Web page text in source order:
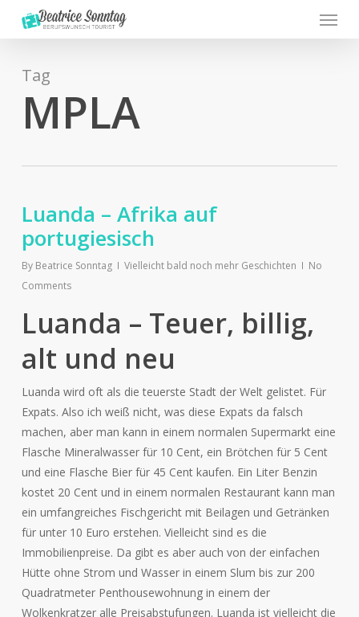
content
Menu
Tag
MPLA
Luanda – Afrika auf
portugiesisch
By Beatrice Sonntag Vielleicht bald noch mehr Geschichten
No
Comments
Luanda – Teuer, billig,
alt und neu
Luanda wird oft als die teuerste Stadt der Welt gelistet. Für
Expats. Also ich weiß nicht, was diese Expats da falsch
machen, aber man kann in einem normalen Supermarkt eine
Flasche Mineralwasser für 10 Cent, ein Brötchen für 5 Cent
und eine Flasche Bier für 45 Cent kaufen. Ein Liter Benzin
kostet 20 Cent und in einem normalen Restaurant kann man
ein umfangreiches Fischgericht mit Beilagen und Getränken
für unter 10 Euro erstehen. Vielleicht sind es die
Immobilienpreise. Da gibt es aber auch von der einfachen
Hütte ohne Strom und Wasser in einem Slum bis zur 200
Quadratmeter Penthousewohnung in einem der
Wolkenkratzer alle Preisabstufungen. Luanda ist vielleicht die